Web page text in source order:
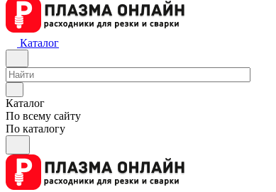
Каталог
Каталог
По всему сайту
По каталогу